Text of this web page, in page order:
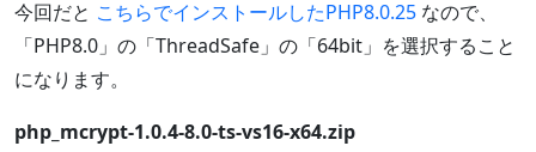
今回だと こちらでインストールしたPHP8.0.25 なので、
「PHP8.0」の「ThreadSafe」の「64bit」を選択すること
になります。
php_mcrypt-1.0.4-8.0-ts-vs16-x64.zip